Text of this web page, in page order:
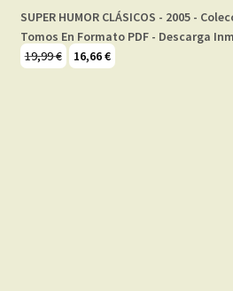
SUPER HUMOR CLÁSICOS - 2005 -
Tomos En Formato PDF - Descarga
19,99€
El16,66€